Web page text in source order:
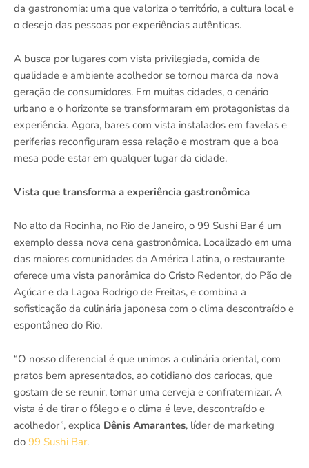
da gastronomia: uma que valoriza o território, a cultura local e
o desejo das pessoas por experiências autênticas.
A busca por lugares com vista privilegiada, comida de
qualidade e ambiente acolhedor se tornou marca da nova
geração de consumidores. Em muitas cidades, o cenário
urbano e o horizonte se transformaram em protagonistas da
experiência. Agora, bares com vista instalados em favelas e
periferias reconfiguram essa relação e mostram que a boa
mesa pode estar em qualquer lugar da cidade.
Vista que transforma a experiência gastronômica
No alto da Rocinha, no Rio de Janeiro, o 99 Sushi Bar é um
exemplo dessa nova cena gastronômica. Localizado em uma
das maiores comunidades da América Latina, o restaurante
oferece uma vista panorâmica do Cristo Redentor, do Pão de
Açúcar e da Lagoa Rodrigo de Freitas, e combina a
sofisticação da culinária japonesa com o clima descontraído e
espontâneo do Rio.
“O nosso diferencial é que unimos a culinária oriental, com
pratos bem apresentados, ao cotidiano dos cariocas, que
gostam de se reunir, tomar uma cerveja e confraternizar. A
vista é de tirar o fôlego e o clima é leve, descontraído e
acolhedor”, explica Dênis Amarantes, líder de marketing
do 99 Sushi Bar.